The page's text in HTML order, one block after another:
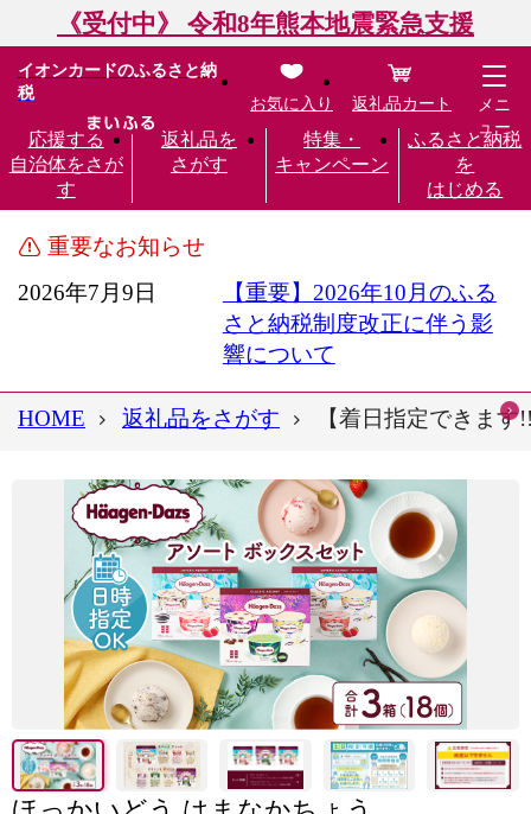
《受付中》 令和8年熊本地震緊急支援
イオンカードのふるさと納
税
応援する
自治体をさが
す
返礼品を
さがす
特集・
キャンペーン
ふるさと納税
を
はじめる
お気に入り 返礼品カート
メニ
ュー
重要なお知らせ
2026年7月9日
【重要】2026年10月のふる
さと納税制度改正に伴う影
響について
HOME 返礼品をさがす 【着日指定できま